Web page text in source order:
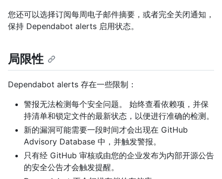
您还可以选择订阅每周电子邮件摘要，或者完全关闭通知，
保持 Dependabot alerts 启用状态。
局限性
Dependabot alerts 存在一些限制：
警报无法检测每个安全问题。 始终查看依赖项，并保
持清单和锁定文件的最新状态，以便进行准确的检测。
新的漏洞可能需要一段时间才会出现在 GitHub
Advisory Database 中，并触发警报。
只有经 GitHub 审核或由您的企业发布为内部开源公告
的安全公告才会触发提醒。